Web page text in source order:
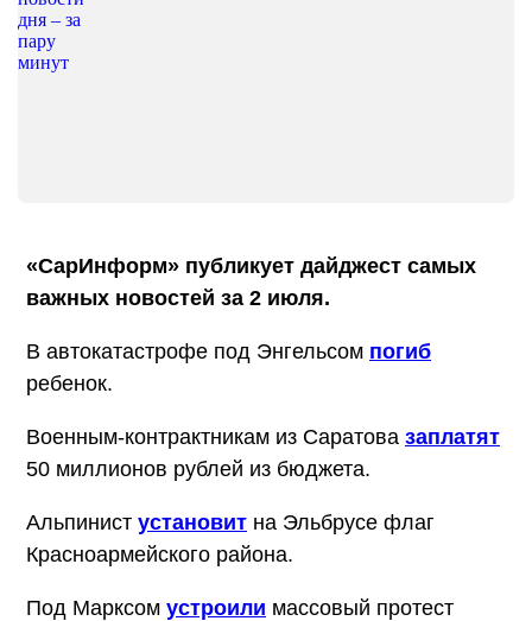
«СарИнформ» публикует дайджест самых
важных новостей за 2 июля.
В автокатастрофе под Энгельсом погиб
ребенок.
Военным-контрактникам из Саратова заплатят
50 миллионов рублей из бюджета.
Альпинист установит на Эльбрусе флаг
Красноармейского района.
Под Марксом устроили массовый протест